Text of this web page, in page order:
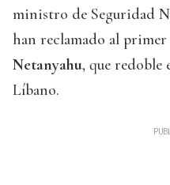
ministro de Seguridad
han reclamado al
Netanyahu, que redoble
Líbano.